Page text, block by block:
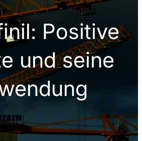
Positive
und seine